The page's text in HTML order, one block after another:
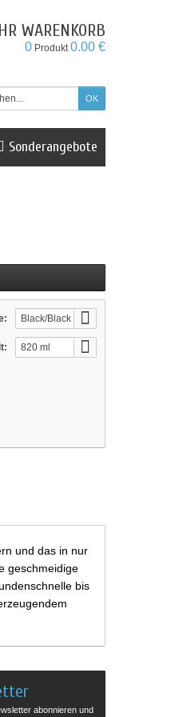
WARENKORB
0 Produkt0.00 €
Sonderangebote
Black/Black
820 ml
und das in nur
geschmeidige
bis
abonnieren und